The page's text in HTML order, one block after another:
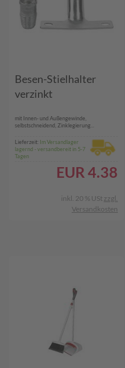
Besen-Stielhalter
verzinkt
mit Innen- und Außengewinde,
selbstschneidend, Zinklegierung...
Lieferzeit: Im Versandlager
lagernd - versandbereit in 5-7
Tagen
EUR 4.38
inkl. 20 % USt zzgl.
Versandkosten